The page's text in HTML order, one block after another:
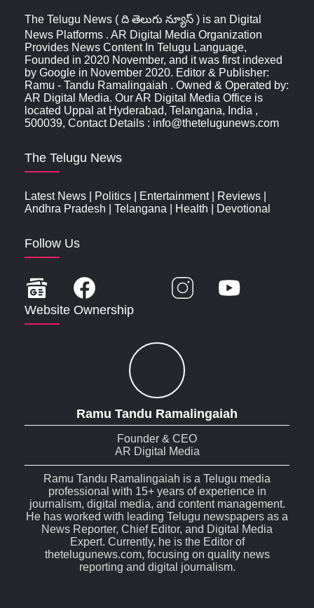
The Telugu News ( ది తెలుగు న్యూస్‌ ) is an Digital
News Platforms . AR Digital Media Organization
Provides News Content In Telugu Language,
Founded in 2020 November, and it was first indexed
by Google in November 2020. Editor & Publisher:
Ramu - Tandu Ramalingaiah . Owned & Operated by:
AR Digital Media. Our AR Digital Media Office is
located Uppal at Hyderabad, Telangana, India ,
500039, Contact Details : info@thetelugunews.com
The Telugu News
Latest News Politics Entertainment| Reviews
Andhra Pradesh
Telangana Health Devotional
Follow Us
Website Ownership
Ramu Tandu Ramalingaiah
Founder & CEO
AR Digital Media
Ramu Tandu Ramalingaiah is a Telugu media
professional with 15+ years of experience in
journalism, digital media, and content management.
He has worked with leading Telugu newspapers as a
News Reporter, Chief Editor, and Digital Media
Expert. Currently, he is the Editor of
thetelugunews.com, focusing on quality news
reporting and digital journalism.